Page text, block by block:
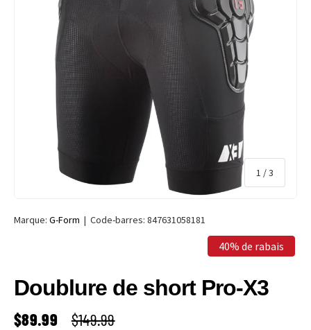
1 /de
3
Marque: G-Form | Code-barres: 847631058181
40% de rabais
Doublure de short Pro-X3
PRIX SOLDÉ
$89.99 PRIX HABITUEL
$149.99